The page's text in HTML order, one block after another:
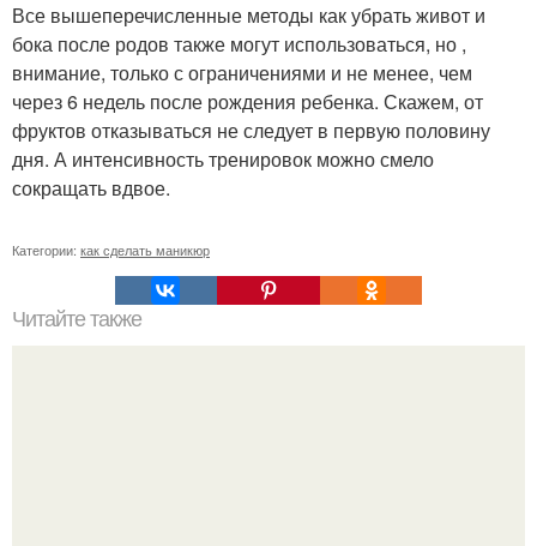
Все вышеперечисленные методы как убрать живот и
бока после родов также могут использоваться, но ,
внимание, только с ограничениями и не менее, чем
через 6 недель после рождения ребенка. Скажем, от
фруктов отказываться не следует в первую половину
дня. А интенсивность тренировок можно смело
сокращать вдвое.
Категории: как сделать маникюр
Читайте также